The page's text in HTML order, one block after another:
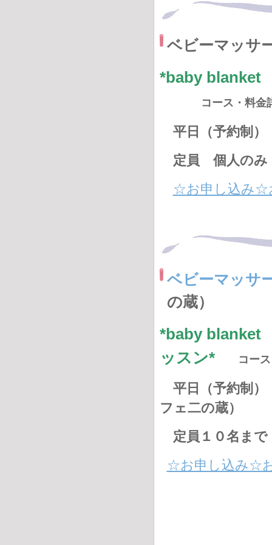
ベビーマッサ
*baby
コース・料金
平日（予約
定員 個人のみ
☆お申し込み☆
ベビーマッサ
の蔵）
*baby blanket
ッスン*
コー
平日（予約
フェ二の蔵）
定員１０名まで
☆お申し込み☆